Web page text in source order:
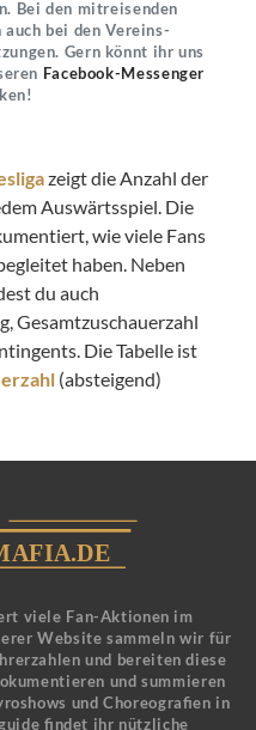
Bei den mitreisenden
bei den Vereins-
Gern könnt ihr uns
Facebook-Messenger
zeigt die Anzahl der
Auswärtsspiel. Die
wie viele Fans
haben. Neben
du auch
Gesamtzuschauerzahl
Die Tabelle ist
(absteigend)
viele Fan-Aktionen im
Website sammeln wir für
und bereiten diese
und summieren
und Choreografien in
findet ihr nützliche